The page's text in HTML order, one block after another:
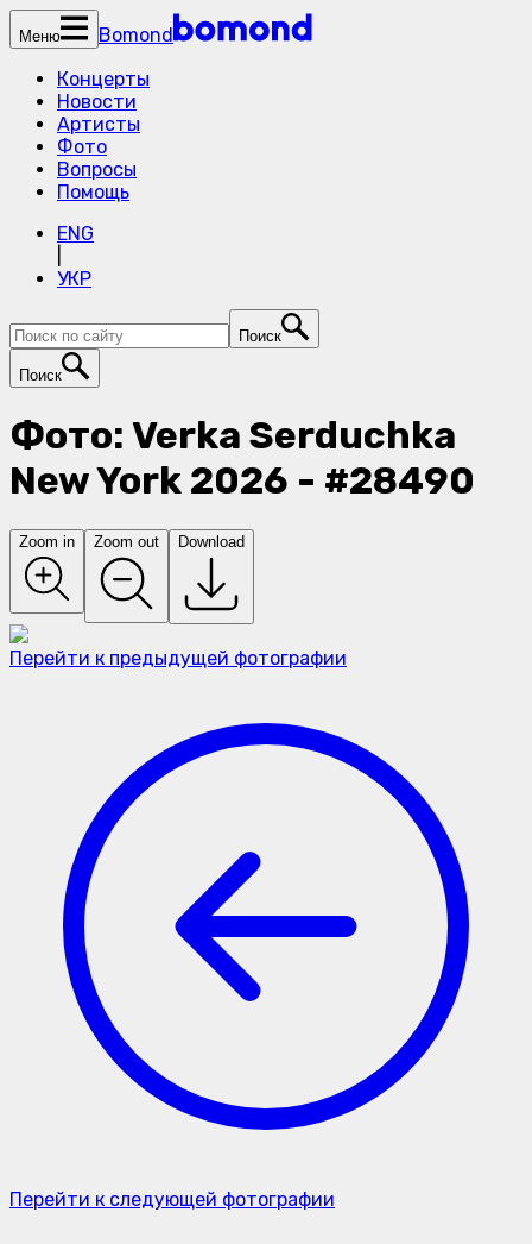
Меню
Bomond
Концерты
Новости
Артисты
Фото
Вопросы
Помощь
ENG
УКР
Поиск
Поиск
Фото: Verka Serduchka
New York 2026 - #28490
Zoom in Zoom out Download
Перейти к предыдущей фотографии
Перейти к следующей фотографии